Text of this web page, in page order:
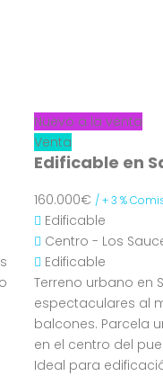
Nuevo a la venta
Venta
Edificable en
160.000€ / + 3 %
Edificable
Centro - Los
Edificable
Terreno urbano en
espectaculares al
balcones. Parcela
en el centro del
Ideal para